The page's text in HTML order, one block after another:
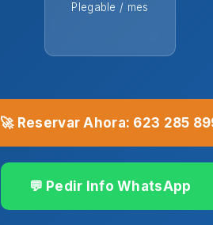
Plegable / mes
🚀 Reservar Ahora: 623 285
💬 Pedir Info WhatsApp